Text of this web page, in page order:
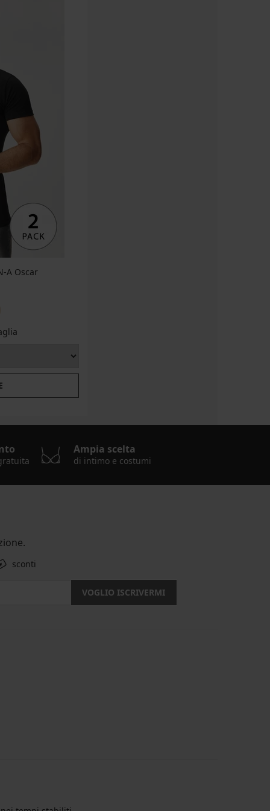
A Oscar
Ampia scelta
di intimo e costumi
sconti
VOGLIO ISCRIVERMI